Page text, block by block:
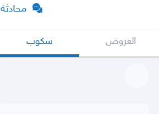
محادثة
العروض سكوب